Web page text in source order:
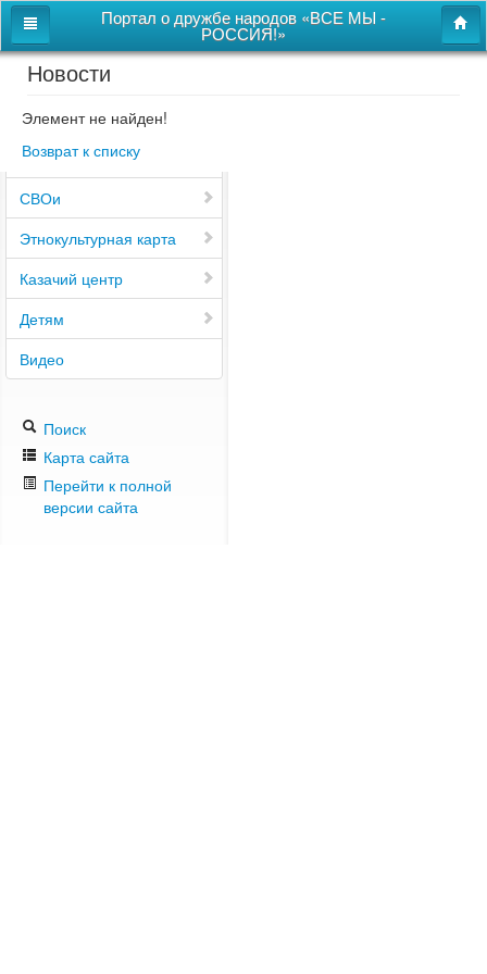
Портал о дружбе народов «ВСЕ МЫ -
РОССИЯ!»
Главная
Дом дружбы народов
Новости
СВОи
Этнокультурная карта
Казачий центр
Детям
Видео
Поиск
Карта сайта
Перейти к полной
версии сайта
Новости
Элемент не найден!
Возврат к списку